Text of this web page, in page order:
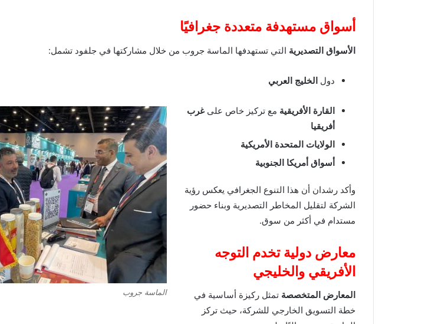
أسواق مستهدفة متعددة جغرافيًا
الأسواق التصديرية التي تستهدفها الماسة جروب من خلال مشاركتها في جلفود تشمل:
دول الخليج العربي
الماسة جروب
القارة الأفريقية مع تركيز خاص على غرب
أفريقيا
الولايات المتحدة الأمريكية
أسواق أمريكا الجنوبية
وأكد رشدان أن هذا التنوع الجغرافي يعكس رؤية
الشركة لتقليل المخاطر التصديرية وبناء حضور
مستدام في أكثر من سوق.
معارض دولية تخدم التوجه
الأفريقي والخليجي
المعارض المتخصصة تمثل ركيزة أساسية في
خطة التسويق الخارجي للشركة، حيث تركز